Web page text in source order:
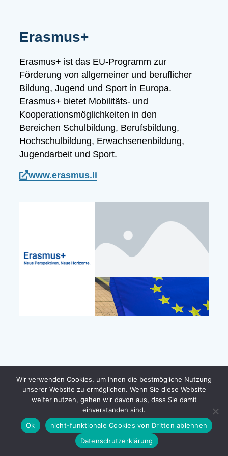
Erasmus+
Erasmus+ ist das EU-Programm zur
Förderung von allgemeiner und beruflicher
Bildung, Jugend und Sport in Europa.
Erasmus+ bietet Mobilitäts- und
Kooperationsmöglichkeiten in den
Bereichen Schulbildung, Berufsbildung,
Hochschulbildung, Erwachsenenbildung,
Jugendarbeit und Sport.
www.erasmus.li
Wir verwenden Cookies, um Ihnen die bestmögliche Nutzung
unserer Website zu ermöglichen. Wenn Sie diese Website
weiter nutzen, gehen wir davon aus, dass Sie damit
einverstanden sind.
Ok
nicht-funktionale Cookies von Dritten ablehnen
Datenschutzerklärung